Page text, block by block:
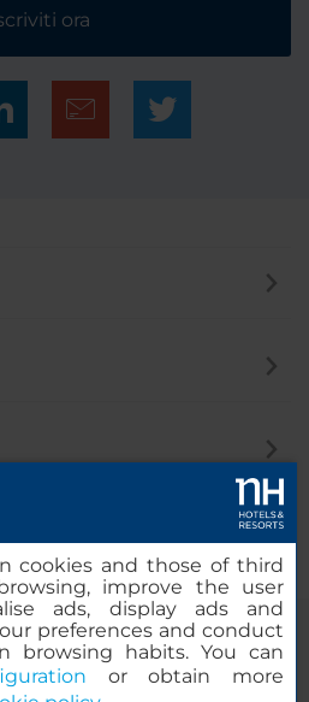
ora
cookies and those of third
improve the user
ads, display ads and
preferences and conduct
browsing habits. You can
or obtain more